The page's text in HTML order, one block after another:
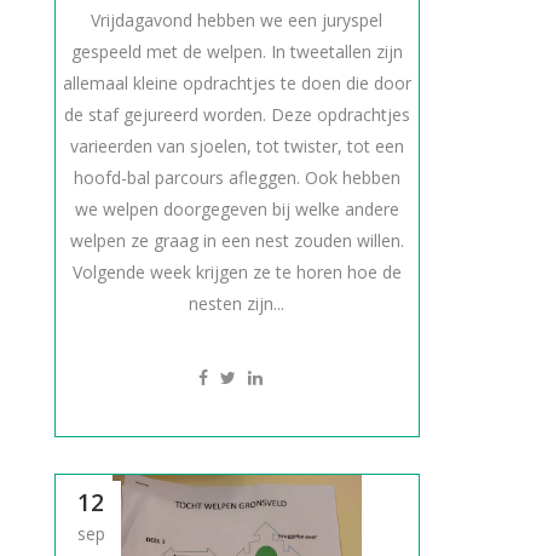
Vrijdagavond hebben we een juryspel
gespeeld met de welpen. In tweetallen zijn
allemaal kleine opdrachtjes te doen die door
de staf gejureerd worden. Deze opdrachtjes
varieerden van sjoelen, tot twister, tot een
hoofd-bal parcours afleggen. Ook hebben
we welpen doorgegeven bij welke andere
welpen ze graag in een nest zouden willen.
Volgende week krijgen ze te horen hoe de
nesten zijn...
12
sep